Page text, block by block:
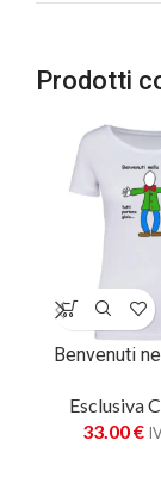
Prodotti
Benvenuti
Esclusiva
33.00€